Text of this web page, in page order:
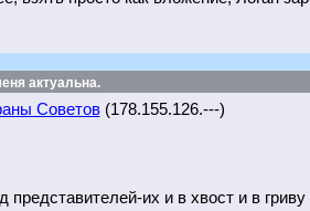
актуальна.
Советов(178.155.126.---)
представителей-их и в хвост и в